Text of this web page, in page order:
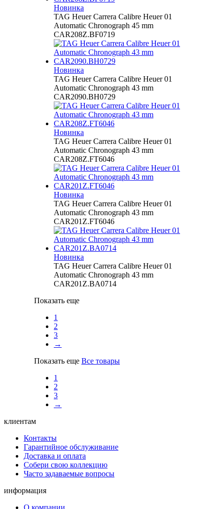
Новинка
TAG Heuer Carrera Calibre Heuer 01
Automatic Chronograph 45 mm
CAR208Z.BF0719
Новинка
TAG Heuer Carrera Calibre Heuer 01
Automatic Chronograph 43 mm
CAR2090.BH0729
Новинка
TAG Heuer Carrera Calibre Heuer 01
Automatic Chronograph 43 mm
CAR208Z.FT6046
Новинка
TAG Heuer Carrera Calibre Heuer 01
Automatic Chronograph 43 mm
CAR201Z.FT6046
Новинка
TAG Heuer Carrera Calibre Heuer 01
Automatic Chronograph 43 mm
CAR201Z.BA0714
Показать еще
1
2
3
→
Показать еще Все товары
1
2
3
→
клиентам
Контакты
Гарантийное обслуживание
Доставка и оплата
Собери свою коллекцию
Часто задаваемые вопросы
информация
О компании